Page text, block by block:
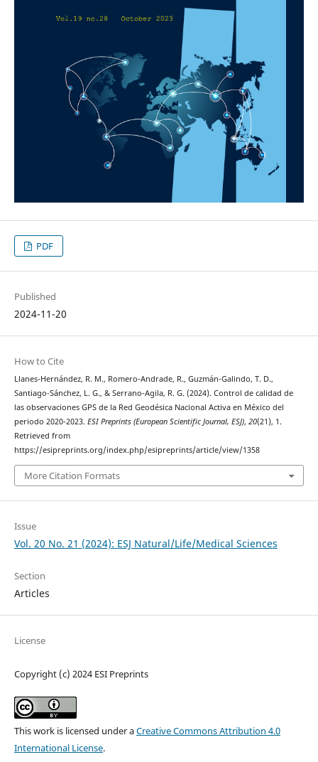
PDF
Published
2024-11-20
How to Cite
Llanes-Hernández, R. M., Romero-Andrade, R., Guzmán-Galindo, T. D.,
Santiago-Sánchez, L. G., & Serrano-Agila, R. G. (2024). Control de calidad de
las observaciones GPS de la Red Geodésica Nacional Activa en México del
periodo 2020-2023. ESI Preprints (European Scientific Journal, ESJ), 20(21), 1.
Retrieved from
https://esipreprints.org/index.php/esipreprints/article/view/1358
More Citation Formats
Issue
Vol. 20 No. 21 (2024): ESJ Natural/Life/Medical Sciences
Section
Articles
License
Copyright (c) 2024 ESI Preprints
This work is licensed under aCreative Commons Attribution 4.0
International License.